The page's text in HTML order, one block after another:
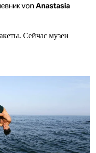
von Anastasia
Сейчас музеи